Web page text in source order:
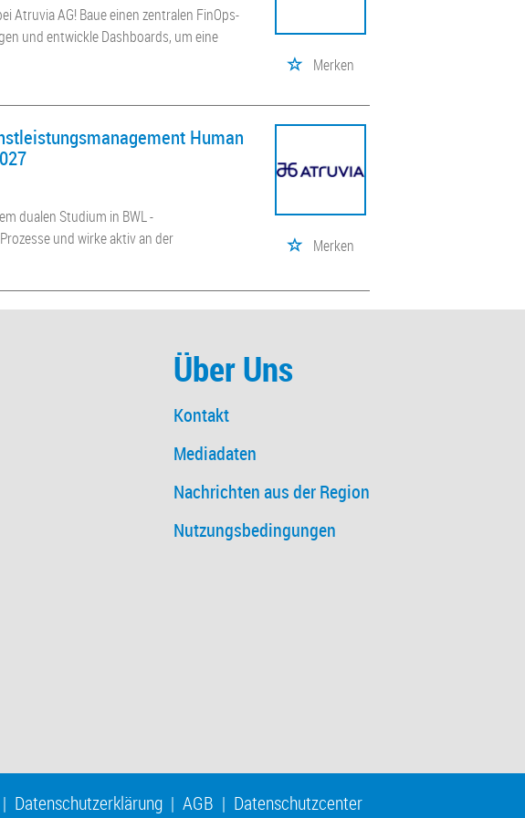
Atruvia AG! Baue einen zentralen FinOps-
und entwickle Dashboards, um eine
Merken
Human
dualen Studium in BWL -
und wirke aktiv an der
Merken
Über Uns
Kontakt
Mediadaten
Nachrichten aus der Region
Nutzungsbedingungen
| Datenschutzerklärung | AGB | Datenschutzcenter